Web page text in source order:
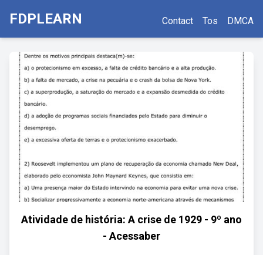
FDPLEARN Contact Tos DMCA
Atividade de história: A crise de 1929 - 9º ano
- Acessaber